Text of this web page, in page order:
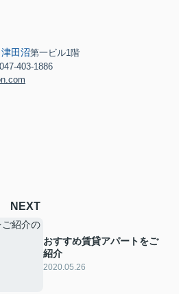
津田沼第一ビル1階
403-1886
NEXT
おすすめ賃貸アパートをご
紹介
2020.05.26